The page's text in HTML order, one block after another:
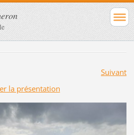
Suivant
la présentation